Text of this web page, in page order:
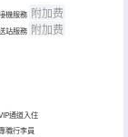
機服務 附加费
站服務 附加费
通道入住
職行李員